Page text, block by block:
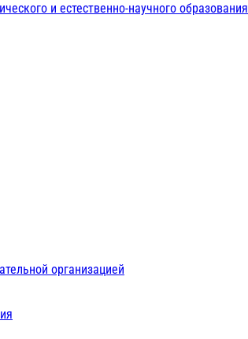
и естественно-научного образования
организацией